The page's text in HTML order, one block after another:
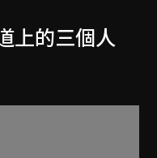
上的三個人